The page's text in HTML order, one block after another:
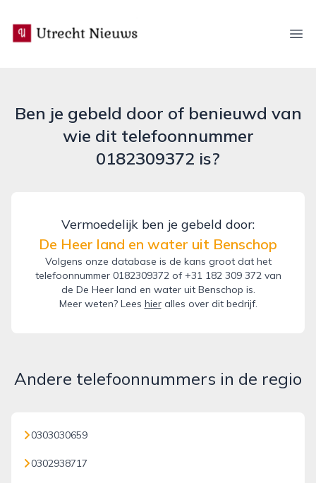
utrecht-nieuws.nl
Ben je gebeld door of benieuwd van
wie dit telefoonnummer
0182309372 is?
Vermoedelijk ben je gebeld door:
De Heer land en water uit Benschop
Volgens onze database is de kans groot dat het
telefoonnummer 0182309372 of +31 182 309 372 van
de De Heer land en water uit Benschop is.
Meer weten? Lees hieralles over dit bedrijf.
Andere telefoonnummers in de regio
0303030659
0302938717